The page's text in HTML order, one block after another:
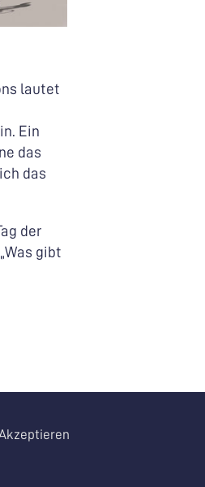
lautet
Ein
das
das
der
gibt